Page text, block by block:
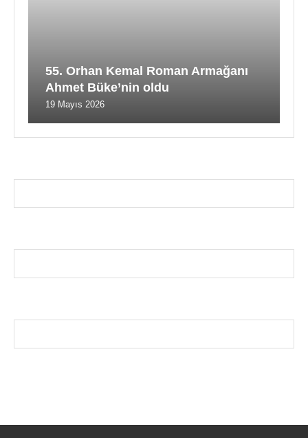
55. Orhan Kemal Roman Armağanı
Ahmet Büke’nin oldu
19 Mayıs 2026